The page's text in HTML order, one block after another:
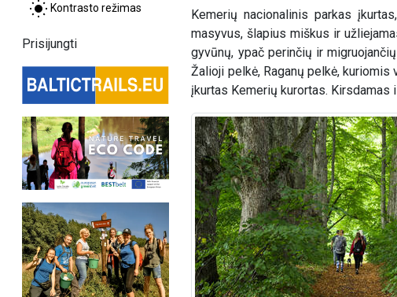
Kontrasto režimas
Prisijungti
Kemerių nacionalinis parkas
masyvus, šlapius miškus ir
gyvūnų, ypač perinčių ir
Žalioji pelkė, Raganų pelkė,
įkurtas Kemerių kurortas.